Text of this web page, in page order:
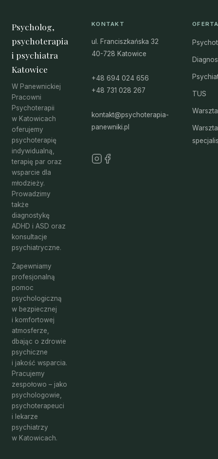
Psycholog,
psychoterapia
i psychiatra
Katowice
W Panewnickiej
Pracowni
Psychoterapii
w Katowicach
oferujemy
psychoterapię
indywidualną,
terapię par oraz
wsparcie dla
młodzieży.
Prowadzimy
także
diagnostykę
ADHD i ASD oraz
konsultacje
psychiatryczne.
Zapewniamy
profesjonalną
pomoc
psychologiczną
w bezpiecznej
i komfortowej
atmosferze,
dbając o zdrowie
psychiczne
i jakość wsparcia.
Pracujemy
zespołowo – jako
psychologowie,
psychoterapeuci
i lekarze
psychiatrzy
w Katowicach.
KONTAKT
ul. Franciszkańska 32
40-728 Katowice
+48 694 024 656
+48 731 028 267
kontakt@psychoterapia-
panewniki.pl
TUS